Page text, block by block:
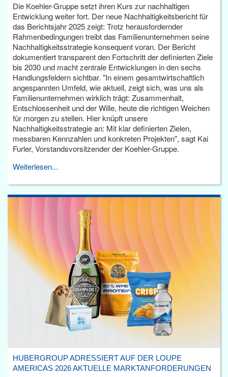
Die Koehler-Gruppe setzt ihren Kurs zur nachhaltigen
Entwicklung weiter fort. Der neue Nachhaltigkeitsbericht für
das Berichtsjahr 2025 zeigt: Trotz herausfordernder
Rahmenbedingungen treibt das Familienunternehmen seine
Nachhaltigkeitsstrategie konsequent voran. Der Bericht
dokumentiert transparent den Fortschritt der definierten Ziele
bis 2030 und macht zentrale Entwicklungen in den sechs
Handlungsfeldern sichtbar. "In einem gesamtwirtschaftlich
angespannten Umfeld, wie aktuell, zeigt sich, was uns als
Familienunternehmen wirklich trägt: Zusammenhalt,
Entschlossenheit und der Wille, heute die richtigen Weichen
für morgen zu stellen. Hier knüpft unsere
Nachhaltigkeitsstrategie an: Mit klar definierten Zielen,
messbaren Kennzahlen und konkreten Projekten", sagt Kai
Furler, Vorstandsvorsitzender der Koehler-Gruppe.
Weiterlesen...
HUBERGROUP ADRESSIERT AUF DER LOUPE
AMERICAS 2026 AKTUELLE MARKTANFORDERUNGEN